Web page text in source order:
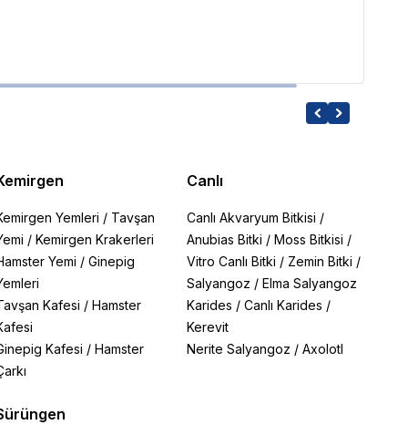
Yemleri / Tavşan
/ Kemirgen Krakerleri
Yemi / Ginepig
Kafesi / Hamster
Kafesi / Hamster
Canlı
Canlı Akvaryum Bitkisi /
Anubias Bitki /Moss Bitkisi /
Vitro Canlı Bitki / Zemin Bitki /
Salyangoz /Elma Salyangoz
Karides /Canlı Karides /
Kerevit
Nerite Salyangoz /Axolotl